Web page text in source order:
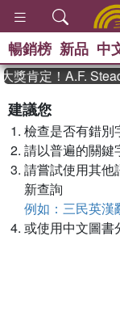
暢銷榜 新品 中
獎肯定！A.F.
建議您
檢查是否有錯別
請以普遍的關鍵
請嘗試使用其他
新查詢
例如：三民英漢
或使用中文圖書